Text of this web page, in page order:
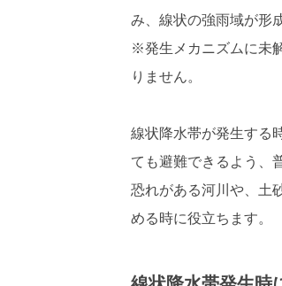
み、線状の強雨域が形
※発生メカニズムに未
りません。
線状降水帯が発生する
ても避難できるよう、
恐れがある河川や、土
める時に役立ちます。